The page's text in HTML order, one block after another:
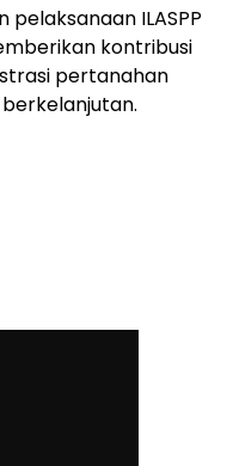
ILASPP
kontribusi
pertanahan